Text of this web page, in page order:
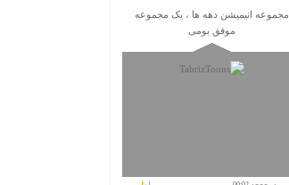
مجموعه انیمیشن دهه ها ، یک مجموعه
موفق بومی